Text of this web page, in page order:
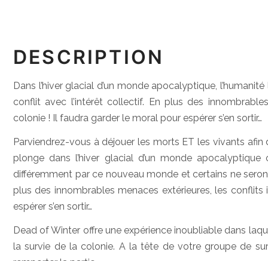
DESCRIPTION
Dans l’hiver glacial d’un monde apocalyptique,
conflit avec l’intérêt collectif. En plus des
colonie ! Il faudra garder le moral pour espérer s’en sortir…
Parviendrez-vous à déjouer les morts ET les vivants
plonge dans l’hiver glacial d’un monde
différemment par ce nouveau monde et certains ne
plus des innombrables menaces extérieures, les
espérer s’en sortir…
Dead of Winter offre une expérience inoubliable dans
la survie de la colonie. A la tête de votre groupe de